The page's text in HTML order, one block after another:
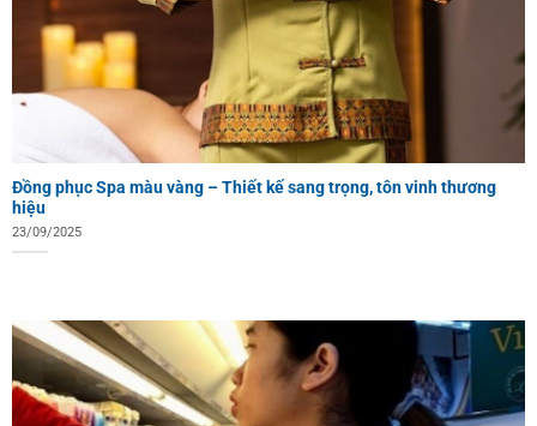
Đồng phục Spa màu vàng – Thiết kế sang trọng, tôn vinh thương
hiệu
23/09/2025